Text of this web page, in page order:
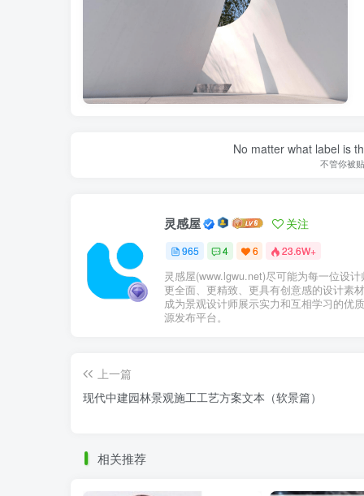
景观材料
No matter what label is
不管你被
灵感屋 关注
965 4 6 23.6W+
灵感屋(www.lgwu.net)尽可能为每一位设
更全面、更精致、更具有创意感的设计素
成为景观设计师展示实力和互相学习的优
源发布平台。
上一篇
现代中建园林景观施工工艺方案文本（软景篇）
相关推荐